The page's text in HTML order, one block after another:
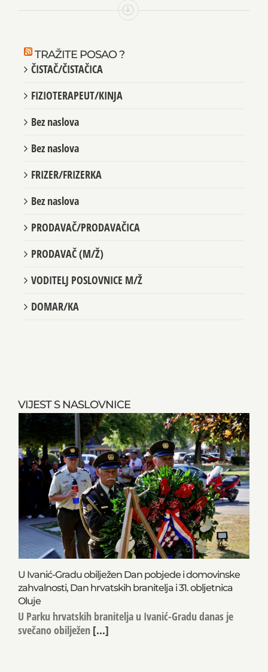
VIJEST S NASLOVNICE
U Ivanić-Gradu obilježen Dan pobjede i domovinske
zahvalnosti, Dan hrvatskih branitelja i 31. obljetnica
Oluje
U Parku hrvatskih branitelja u Ivanić-Gradu danas je
svečano obilježen [...]
TRAŽITE POSAO ?
ČISTAČ/ČISTAČICA
FIZIOTERAPEUT/KINJA
Bez naslova
Bez naslova
FRIZER/FRIZERKA
Bez naslova
PRODAVAČ/PRODAVAČICA
PRODAVAČ (M/Ž)
VODITELJ POSLOVNICE M/Ž
DOMAR/KA